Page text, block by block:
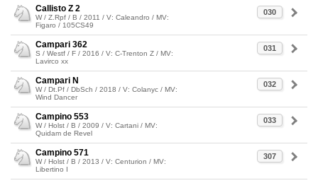
030
Callisto Z 2
W / Z.Rpf / B / 2011 / V: Caleandro / MV:
Figaro / 105CS49
031
Campari 362
S / Westf / F / 2016 / V: C-Trenton Z / MV:
Lavirco xx
032
Campari N
W / Dt.Pf / DbSch / 2018 / V: Colanyc / MV:
Wind Dancer
033
Campino 553
W / Holst / B / 2009 / V: Cartani / MV:
Quidam de Revel
307
Campino 571
W / Holst / B / 2013 / V: Centurion / MV:
Libertino I